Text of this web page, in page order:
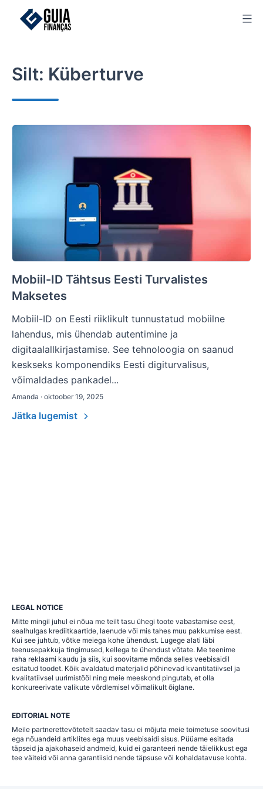
Silt: Küberturve
Mobiil-ID Tähtsus Eesti Turvalistes
Maksetes
Mobiil-ID on Eesti riiklikult tunnustatud mobiilne
lahendus, mis ühendab autentimine ja
digitaalallkirjastamise. See tehnoloogia on saanud
keskseks komponendiks Eesti digiturvalisus,
võimaldades pankadel...
Amanda · oktoober 19, 2025
Jätka lugemist
LEGAL NOTICE
Mitte mingil juhul ei nõua me teilt tasu ühegi toote vabastamise eest,
sealhulgas krediitkaartide, laenude või mis tahes muu pakkumise eest.
Kui see juhtub, võtke meiega kohe ühendust. Lugege alati läbi
teenusepakkuja tingimused, kellega te ühendust võtate. Me teenime
raha reklaami kaudu ja siis, kui soovitame mõnda selles veebisaidil
esitatud toodet. Kõik avaldatud materjalid põhinevad kvantitatiivsel ja
kvalitatiivsel uurimistööl ning meie meeskond pingutab, et olla
konkureerivate valikute võrdlemisel võimalikult õiglane.
EDITORIAL NOTE
Meile partnerettevõtetelt saadav tasu ei mõjuta meie toimetuse soovitusi
ega nõuandeid artiklites ega muus veebisaidi sisus. Püüame esitada
täpseid ja ajakohaseid andmeid, kuid ei garanteeri nende täielikkust ega
tee väiteid või anna garantiisid nende täpsuse või kohaldatavuse kohta.